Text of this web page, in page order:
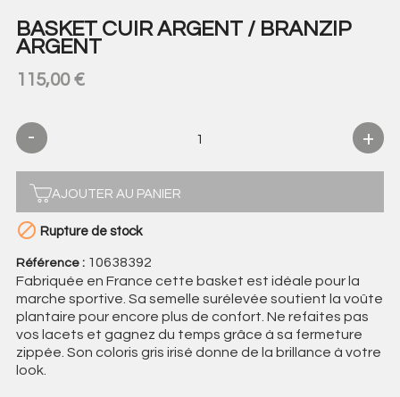
BASKET CUIR ARGENT / BRANZIP
ARGENT
115,00 €
AJOUTER AU PANIER
 Rupture de stock
Référence : 10638392
Fabriquée en France cette basket est idéale pour la
marche sportive. Sa semelle surélevée soutient la voûte
plantaire pour encore plus de confort. Ne refaites pas
vos lacets et gagnez du temps grâce à sa fermeture
zippée. Son coloris gris irisé donne de la brillance à votre
look.